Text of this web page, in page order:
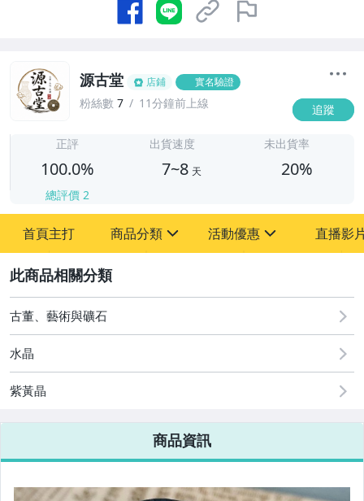
源古堂 店鋪 實名驗證
粉絲數 7 11分鐘前上線 追蹤
正評
100.0%
總評價 2
出貨速度
7~8 天
未出貨率
20%
首頁主打 商品分類
其它
活動優惠
[全店] 周年慶
[全店] 粉絲專享
直播影
古董、藝術與礦石
水晶
紫黃晶
商品資訊